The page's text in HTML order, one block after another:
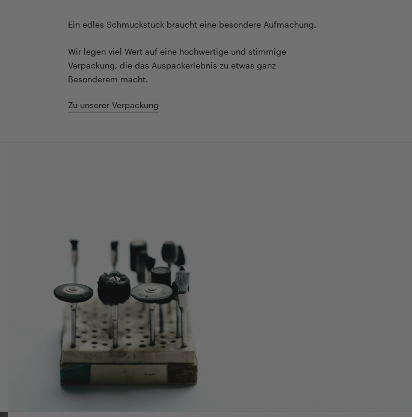
Ein edles Schmuckstück braucht eine besondere Aufmachung.
Wir legen viel Wert auf eine hochwertige und stimmige
Verpackung, die das Auspackerlebnis zu etwas ganz
Besonderem macht.
Zu unserer Verpackung